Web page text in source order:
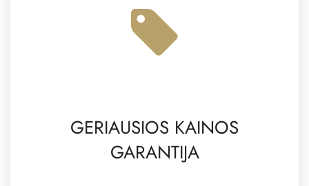
GERIAUSIOS KAINOS
GARANTIJA